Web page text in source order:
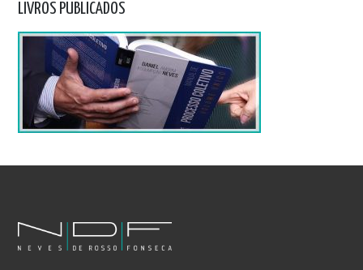
LIVROS PUBLICADOS